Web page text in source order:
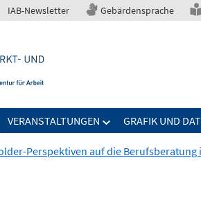
IAB-Newsletter Gebärdensprache
VERANSTALTUNGEN GRAFIK UND
Perspektiven auf die